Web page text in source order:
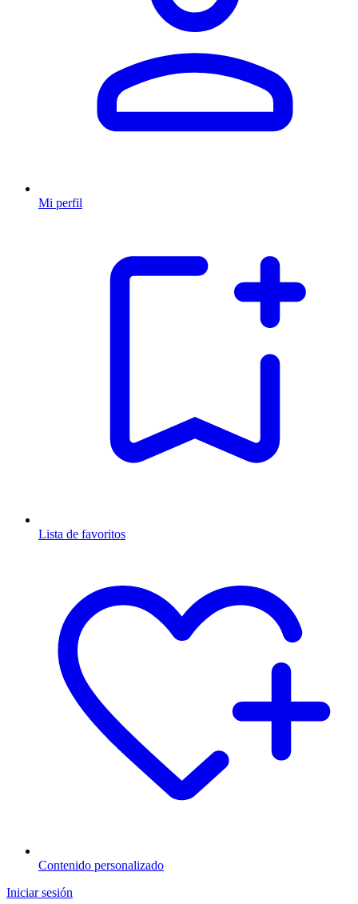
Mi perfil
Lista de favoritos
Contenido personalizado
Iniciar sesión